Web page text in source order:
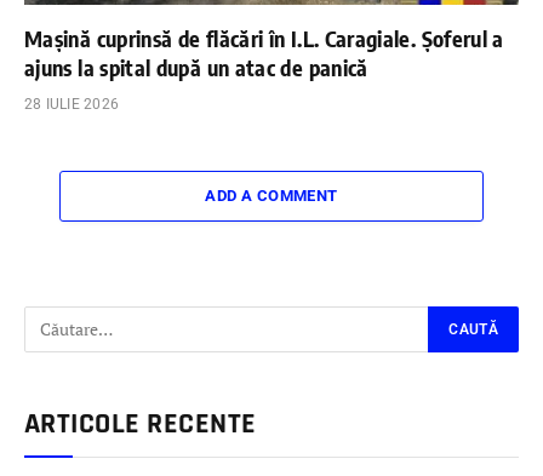
Mașină cuprinsă de flăcări în I.L. Caragiale. Șoferul a
ajuns la spital după un atac de panică
28 IULIE 2026
ADD A COMMENT
ARTICOLE RECENTE